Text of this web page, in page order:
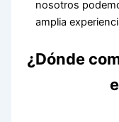
nosotros
amplia
¿Dónde